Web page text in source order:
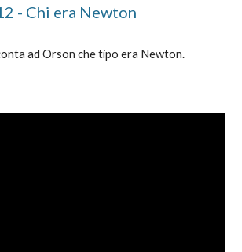
2 - Chi era Newton
ad Orson che tipo era Newton.